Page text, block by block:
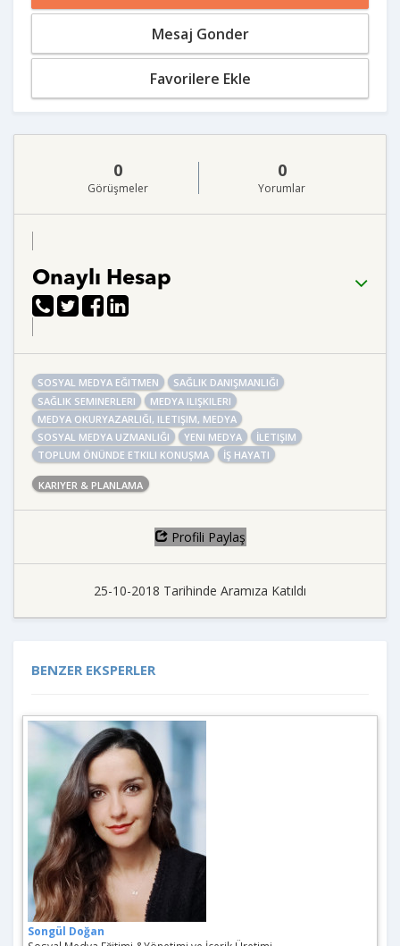
Mesaj Gonder
Favorilere Ekle
0
Görüşmeler
0
Yorumlar
Onaylı Hesap
SOSYAL MEDYA EĞITMEN
SAĞLIK DANIŞMANLIĞI
SAĞLIK SEMINERLERI
MEDYA ILIŞKILERI
MEDYA OKURYAZARLIĞI, ILETIŞIM, MEDYA
SOSYAL MEDYA UZMANLIĞI
YENI MEDYA
İLETIŞIM
TOPLUM ÖNÜNDE ETKILI KONUŞMA
İŞ HAYATI
KARIYER & PLANLAMA
Profili Paylaş
25-10-2018 Tarihinde Aramıza Katıldı
BENZER EKSPERLER
Songül Doğan